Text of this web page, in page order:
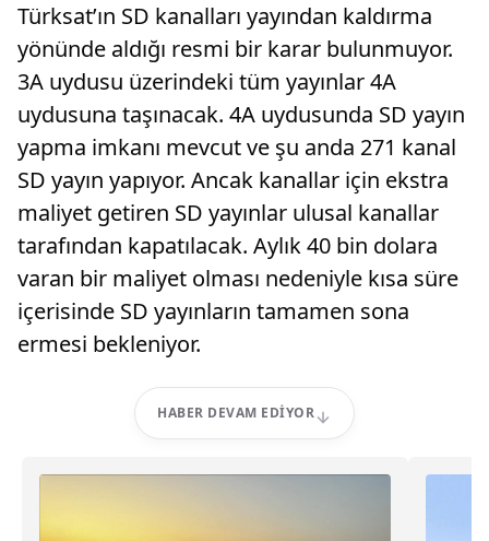
Türksat’ın SD kanalları yayından kaldırma
yönünde aldığı resmi bir karar bulunmuyor.
3A uydusu üzerindeki tüm yayınlar 4A
uydusuna taşınacak. 4A uydusunda SD yayın
yapma imkanı mevcut ve şu anda 271 kanal
SD yayın yapıyor. Ancak kanallar için ekstra
maliyet getiren SD yayınlar ulusal kanallar
tarafından kapatılacak. Aylık 40 bin dolara
varan bir maliyet olması nedeniyle kısa süre
içerisinde SD yayınların tamamen sona
ermesi bekleniyor.
HABER DEVAM EDIYOR